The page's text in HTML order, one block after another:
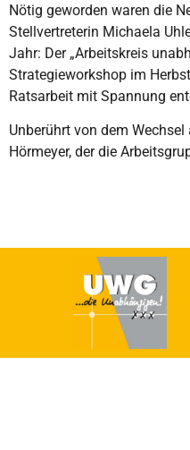
Nötig geworden waren die
Stellvertreterin Michaela
Jahr: Der „Arbeitskreis
Strategieworkshop im
Ratsarbeit mit Spannung
Unberührt von dem
Hörmeyer, der die